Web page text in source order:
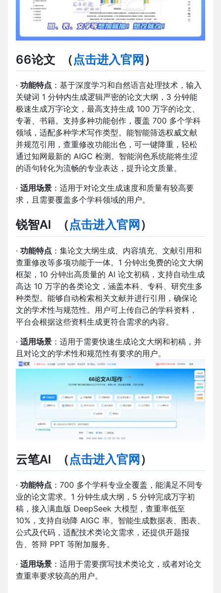
66论文 （点击进入官网 ）
· 功能特点 ：基于深度学习和自然语言处理技术，输入
关键词 1 分钟内生成逻辑严密的论文大纲，3 分钟能
极速生成万字论文，最高支持生成 100 万字的论文、
专著、书籍。支持多种功能创作，覆盖 700 多个学科
领域，适配多种学术写作类型。能智能筛选权威文献
并规范引用，查重修改功能出色，可一键降重，轻松
通过知网最新的 AIGC 检测。智能润色系统能将生涩
的语句转化为流畅的专业表达，提升论文质量。
· 适用场景 ：适用于对论文生成速度和质量有较高要
求，且需要覆盖多个学科领域的用户。
锐智AI （点击进入官网 ）
· 功能特点 ：集论文大纲生成、内容填充、文献引用和
查重修改等多项功能于一体。1 分钟出免费的论文大纲
框架，10 分钟出高质量的 AI 论文初稿，支持自动生成
高达 10 万字的各类论文，涵盖本科、专科、研究生多
种类型。能够自动检索相关文献并进行引用，确保论
文的学术性与规范性。用户可上传自己的学科资料，
平台会根据这些资料生成更符合需求的内容。
· 适用场景 ：适用于需要快速生成论文大纲和初稿，并
且对论文的学术性和规范性有要求的用户。
云笔AI （点击进入官网 ）
· 功能特点 ：700 多个学科专业全覆盖，能满足不同专
业的论文需求。1 分钟生成大纲，5 分钟完成万字初
稿，接入满血版 DeepSeek 大模型，查重率低至
10%，支持自动降 AIGC 率。智能生成数据表、图表、
公式及代码，适配技术类论文需求，还提供开题报
告、答辩 PPT 等附加服务。
· 适用场景 ：适用于需要撰写技术类论文，或者对论文
查重率要求较高的用户。